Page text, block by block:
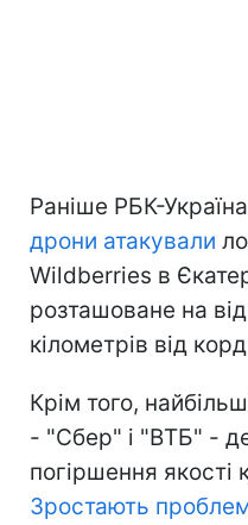
Раніше РБК-
дрони атакували
Wildberries в
розташоване на
кілометрів від
Крім того,
- "Сбер" і "ВТБ" -
погіршення якості
Зростають